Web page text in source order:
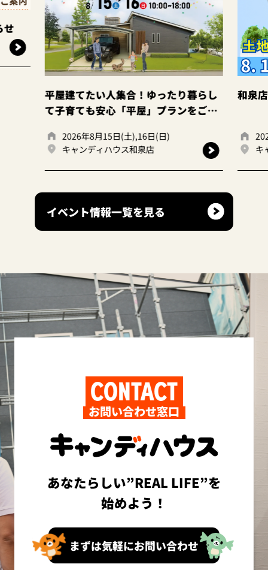
平屋建てたい人集合！ゆったり暮らし
て子育ても安心「平屋」プランをご提
2026年8月15日(土),16日(日)
キャンディハウス和泉店
和泉
キ
イベント情報一覧を見る
CONTACT
お問い合わせ窓口
あなたらしい”REAL LIFE”を
始めよう！
まずは気軽にお問い合わせ